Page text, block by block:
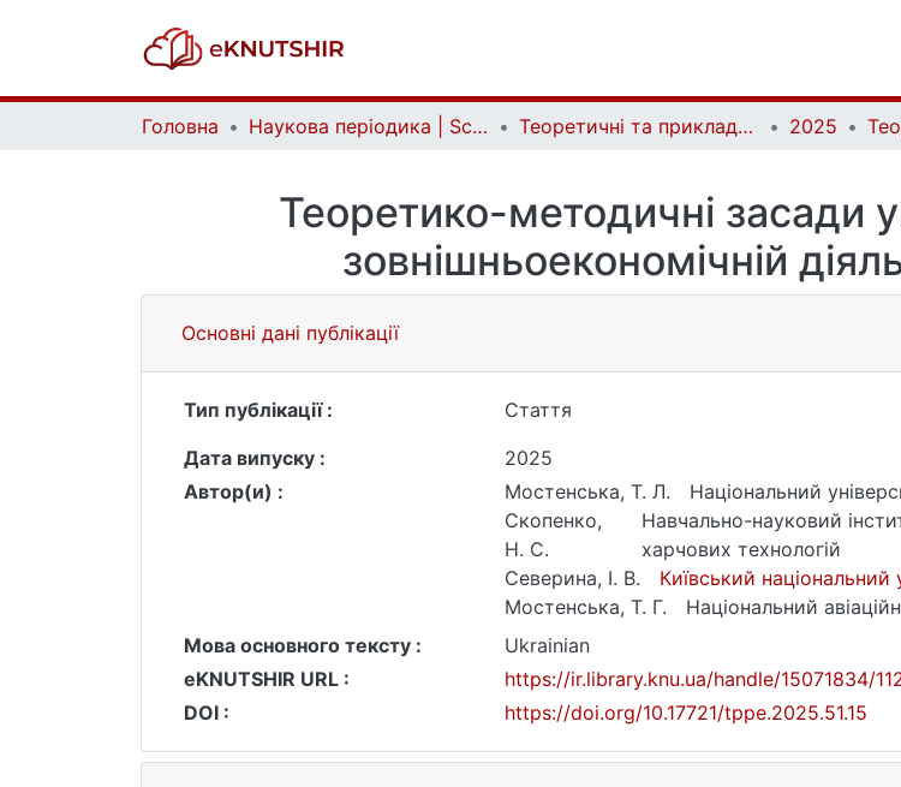
Головна Наукова періодика | Scientific periodicals Теоретичні та прикладні питання економіки | Theoretical and Applied Issues of Economics 2025
Теоретико-методичні засади
зовнішньоекономічній
Основні дані публікації
Тип публікації :
Стаття
Дата випуску :
2025
Автор(и) :
Мостенська, Т. Л.
Національний
Скопенко,
Н. С.
Навчально-науковий
харчових технологій
Северина, І. В.
Київський національний
Мостенська, Т. Г.
Національний
Мова основного тексту :
Ukrainian
eKNUTSHIR URL :
https://ir.library.knu.ua/handle/15071834/
DOI :
https://doi.org/10.17721/tppe.2025.51.15